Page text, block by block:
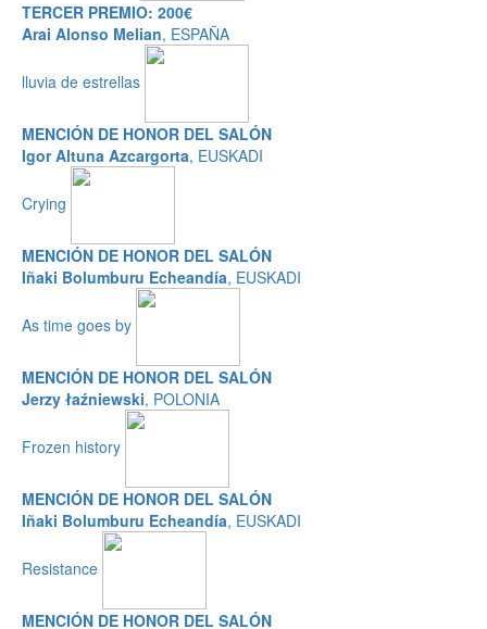
TERCER PREMIO: 200€
Arai Alonso Melian, ESPAÑA
lluvia de estrellas
MENCIÓN DE HONOR DEL SALÓN
Igor Altuna Azcargorta, EUSKADI
Crying
MENCIÓN DE HONOR DEL SALÓN
Iñaki Bolumburu Echeandía, EUSKADI
As time goes by
MENCIÓN DE HONOR DEL SALÓN
Jerzy łaźniewski, POLONIA
Frozen history
MENCIÓN DE HONOR DEL SALÓN
Iñaki Bolumburu Echeandía, EUSKADI
Resistance
MENCIÓN DE HONOR DEL SALÓN